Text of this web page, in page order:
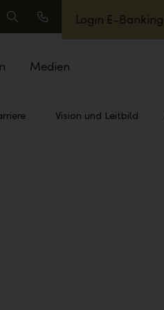
Suche
Anrufen
Login E-Banking
Medien
Vision und Leitbild